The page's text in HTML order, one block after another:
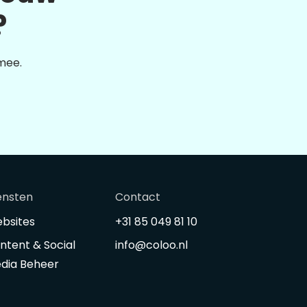
Contact
+31 85 049 81 10
info@coloo.nl
& Social
Beheer